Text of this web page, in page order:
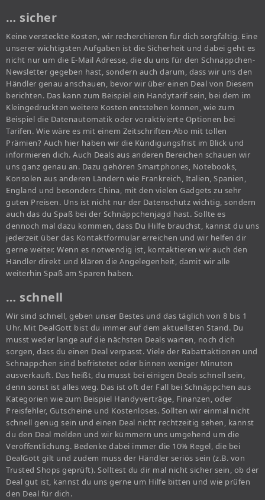
… sicher
Keine versteckte Kosten, wir recherchieren für dich sorgfältig. Eine
unserer wichtigsten Aufgaben ist die Sicherheit und dabei geht es
nicht nur um die E-Mail Adresse, die du uns für den Schnäppchen-
Newsletter gegeben hast, sondern auch darum, dass wir uns den
Händler genau anschauen, bevor wir über einen Deal von Diesem
berichten. Das kann zum Beispiel ein Handytarif sein, bei dem im
Kleingedruckten weitere Kosten entstehen können, wie zum
Beispiel die Datenautomatik oder voraktivierte Optionen bei
Tarifen. Wie wäre es mit einem Zeitschriften-Abo mit tollen
Prämien? Auch hier haben wir die Kündigungsfrist im Blick und
informieren dich. Auch Deals aus anderen Bereichen schauen wir
uns ganz genau an. Dazu gehören Smartphones, Notebooks,
Konsolen aus anderen Ländern wie Frankreich, Italien, Spanien,
England und besonders China, mit den vielen Gadgets zu sehr
guten Preisen. Uns ist nicht nur der Datenschutz wichtig, sondern
auch das du Spaß bei der Schnäppchenjagd hast. Sollte es
dennoch mal dazu kommen, dass Du Hilfe brauchst, kannst du uns
jederzeit über das Kontaktformular erreichen und wir helfen dir
gerne weiter. Wenn es notwendig ist, kontaktieren wir auch den
Händler direkt und klären die Angelegenheit, damit wir alle
weiterhin Spaß am Sparen haben.
… schnell
Wir sind schnell, geben unser Bestes und das täglich von 8 bis 1
Uhr. Mit DealGott bist du immer auf dem aktuellsten Stand. Du
musst weder lange auf die nächsten Deals warten, noch dich
sorgen, dass du einen Deal verpasst. Viele der Rabattaktionen und
Schnäppchen sind befristetet oder binnen weniger Minuten
ausverkauft. Das heißt, du musst bei einigen Deals schnell sein,
denn sonst ist alles weg. Das ist oft der Fall bei Schnäppchen aus
Kategorien wie zum Beispiel Handyverträge, Finanzen, oder
Preisfehler, Gutscheine und Kostenloses. Sollten wir einmal nicht
schnell genug sein und einen Deal nicht rechtzeitig sehen, kannst
du den Deal melden und wir kümmern uns umgehend um die
Veröffentlichung. Bedenke dabei immer die 10% Regel, die bei
DealGott gilt und zudem muss der Händler seriös sein (z.B. von
Trusted Shops geprüft). Solltest du dir mal nicht sicher sein, ob der
Deal gut ist, kannst du uns gerne um Hilfe bitten und wie prüfen
den Deal für dich.